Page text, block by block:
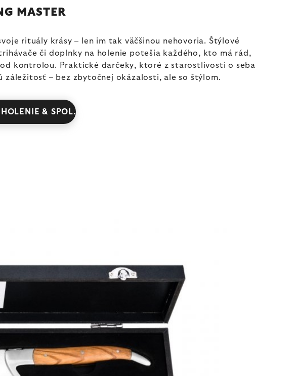
MASTER
rituály krásy – len im tak väčšinou nehovoria. Štýlové
či doplnky na holenie potešia každého, kto má rád,
kontrolou. Praktické darčeky, ktoré z starostlivosti o seba
záležitosť – bez zbytočnej okázalosti, ale so štýlom.
& SPOL.